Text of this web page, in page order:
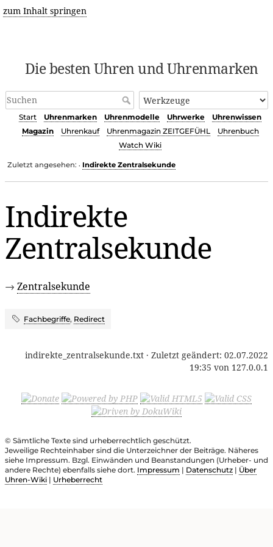
zum Inhalt springen
Die besten Uhren und Uhrenmarken
Start Uhrenmarken Uhrenmodelle Uhrwerke
Uhrenwissen
Magazin
Uhrenkauf Uhrenmagazin ZEITGEFÜHL
Uhrenbuch
Watch Wiki
Zuletzt angesehen: • Indirekte Zentralsekunde
Indirekte
Zentralsekunde
→ Zentralsekunde
Fachbegriffe, Redirect
indirekte_zentralsekunde.txt · Zuletzt geändert: 02.07.2022
19:35 von 127.0.0.1
© Sämtliche Texte sind urheberrechtlich geschützt.
Jeweilige Rechteinhaber sind die Unterzeichner der Beiträge. Näheres
siehe Impressum. Bzgl. Einwänden und Beanstandungen (Urheber- und
andere Rechte) ebenfalls siehe dort. Impressum | Datenschutz | Über
Uhren-Wiki | Urheberrecht